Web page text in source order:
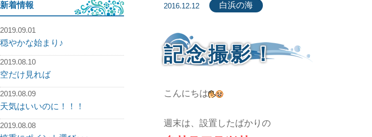
新着情報
2019.09.01
穏やかな始まり♪
2019.08.10
空だけ見れば
2019.08.09
天気はいいのに！！！
2019.08.08
2016.12.12 白浜の海
記念撮影！
こんにちは
週末は、設置したばかりの